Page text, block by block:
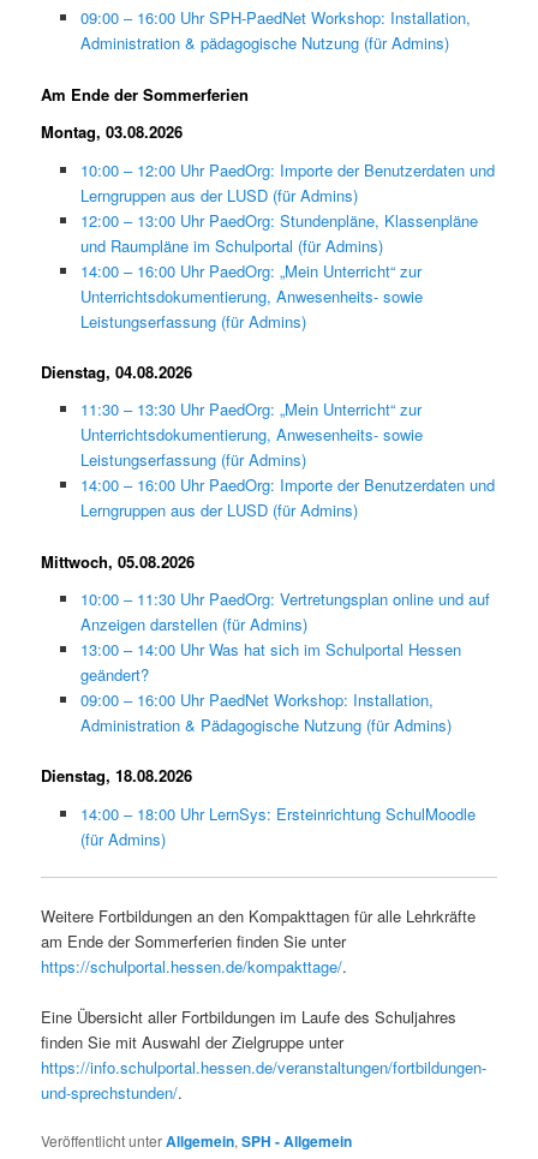
09:00 – 16:00 Uhr SPH-PaedNet Workshop: Installation,
Administration & pädagogische Nutzung (für Admins)
Am Ende der Sommerferien
Montag, 03.08.2026
10:00 – 12:00 Uhr PaedOrg: Importe der Benutzerdaten und
Lerngruppen aus der LUSD (für Admins)
12:00 – 13:00 Uhr PaedOrg: Stundenpläne, Klassenpläne
und Raumpläne im Schulportal (für Admins)
14:00 – 16:00 Uhr PaedOrg: „Mein Unterricht“ zur
Unterrichtsdokumentierung, Anwesenheits- sowie
Leistungserfassung (für Admins)
Dienstag, 04.08.2026
11:30 – 13:30 Uhr PaedOrg: „Mein Unterricht“ zur
Unterrichtsdokumentierung, Anwesenheits- sowie
Leistungserfassung (für Admins)
14:00 – 16:00 Uhr PaedOrg: Importe der Benutzerdaten und
Lerngruppen aus der LUSD (für Admins)
Mittwoch, 05.08.2026
10:00 – 11:30 Uhr PaedOrg: Vertretungsplan online und auf
Anzeigen darstellen (für Admins)
13:00 – 14:00 Uhr Was hat sich im Schulportal Hessen
geändert?
09:00 – 16:00 Uhr PaedNet Workshop: Installation,
Administration & Pädagogische Nutzung (für Admins)
Dienstag, 18.08.2026
14:00 – 18:00 Uhr LernSys: Ersteinrichtung SchulMoodle
(für Admins)
Weitere Fortbildungen an den Kompakttagen für alle Lehrkräfte
am Ende der Sommerferien finden Sie unter
https://schulportal.hessen.de/kompakttage/.
Eine Übersicht aller Fortbildungen im Laufe des Schuljahres
finden Sie mit Auswahl der Zielgruppe unter
https://info.schulportal.hessen.de/veranstaltungen/fortbildungen-
und-sprechstunden/.
Veröffentlicht unterAllgemein,SPH - Allgemein